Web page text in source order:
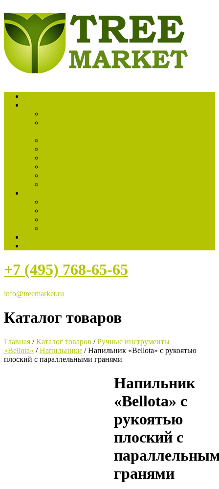
+7 (495) 768-65-65
info@treemarket.ru
Каталог товаров
Главная /Каталог товаров /Ручные инструменты
«Bellota» /Напильники / Напильник «Bellota» с рукоятью
плоский с параллельными гранями
Напильник
«Bellota» с
рукоятью
плоский с
гранями